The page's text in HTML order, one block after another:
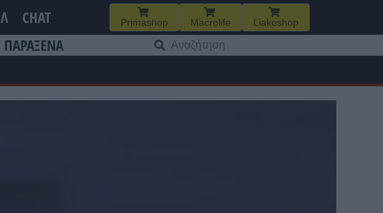
Λ CHAT Primashop Macrolife Liakoshop
ΠΑΡΑΞΕΝΑ
για: